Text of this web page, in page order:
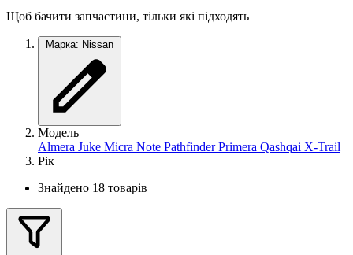
Щоб бачити запчастини, тільки які підходять
Марка: Nissan
Модель
Almera Juke Micra Note PathfinderPrimera Qashqai X-Trail
Рік
Знайдено 18 товарів